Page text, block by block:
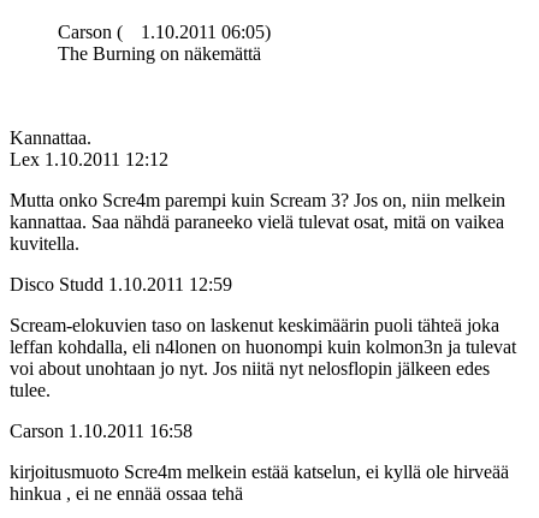
Carson (
1.10.2011 06:05)
The Burning on näkemättä
Kannattaa.
Lex 1.10.2011 12:12
Mutta onko Scre4m parempi kuin Scream 3? Jos on, niin melkein
kannattaa. Saa nähdä paraneeko vielä tulevat osat, mitä on vaikea
kuvitella.
Disco Studd 1.10.2011 12:59
Scream-elokuvien taso on laskenut keskimäärin puoli tähteä joka
leffan kohdalla, eli n4lonen on huonompi kuin kolmon3n ja tulevat
voi about unohtaan jo nyt. Jos niitä nyt nelosflopin jälkeen edes
tulee.
Carson 1.10.2011 16:58
kirjoitusmuoto Scre4m melkein estää katselun, ei kyllä ole hirveää
hinkua , ei ne ennää ossaa tehä